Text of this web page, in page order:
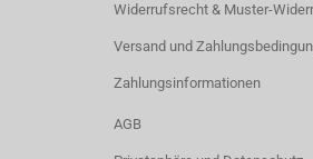
Widerrufsrecht & Muster-
Versand und
Zahlungsinformationen
AGB